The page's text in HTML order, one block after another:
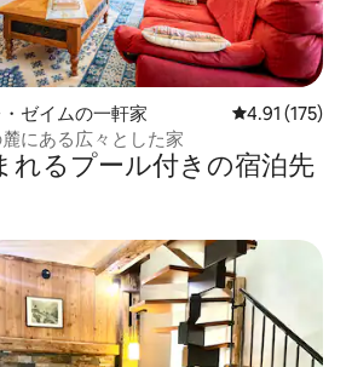
ゼイムの一軒家 レビュー175
4.91 (175)
にある広々とした家
れるプール付きの宿泊先